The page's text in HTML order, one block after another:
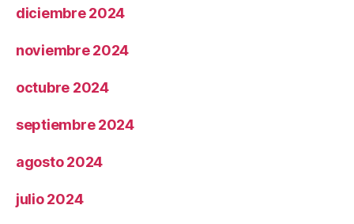
diciembre 2024
noviembre 2024
octubre 2024
septiembre 2024
agosto 2024
julio 2024